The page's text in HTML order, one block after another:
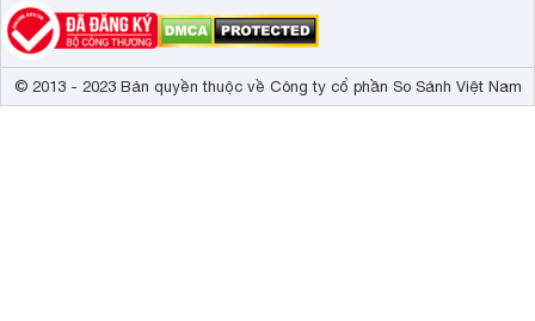
© 2013 - 2023 Bản quyền thuộc về Công ty cổ phần So Sánh Việt Nam